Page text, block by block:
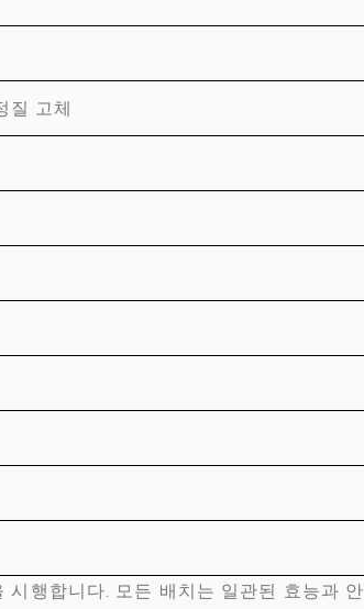
질 고체
행합니다. 모든 배치는 일관된 효능과 안